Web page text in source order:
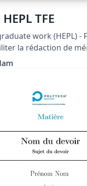
TFE
work (HEPL) -
la rédaction de
Elle fournit
pour faciliter
page fixe et simple